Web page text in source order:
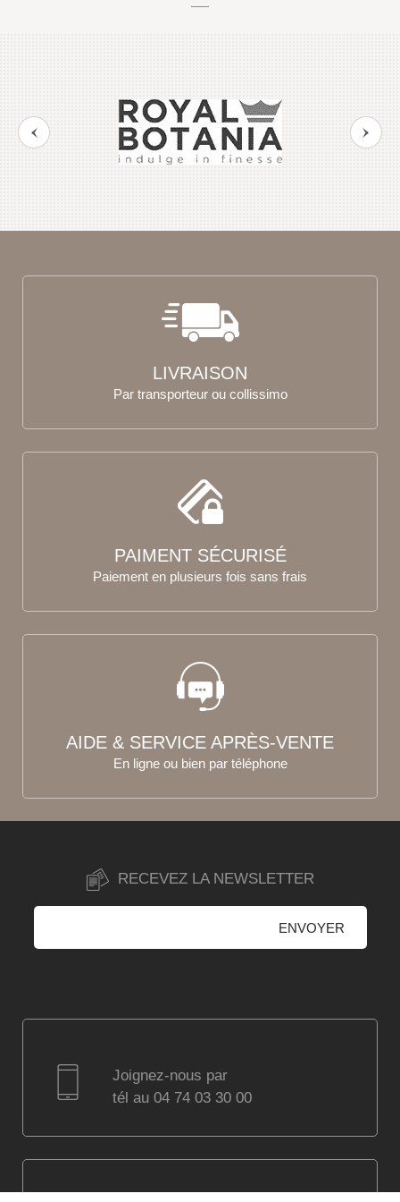
LIVRAISON
Par transporteur ou collissimo
PAIMENT SÉCURISÉ
Paiement en plusieurs fois sans frais
AIDE & SERVICE APRÈS-VENTE
En ligne ou bien par téléphone
RECEVEZ LA NEWSLETTER
Joignez-nous par
tél au 04 74 03 30 00